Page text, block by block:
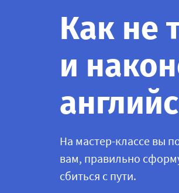
Как не
и
На мастер-классе вы
вам, правильно
сбиться с пути.